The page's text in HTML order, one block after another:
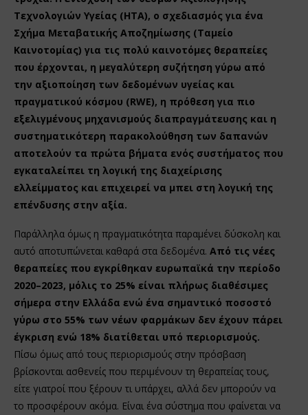
Τεχνολογιών Υγείας (HTA), ο σχεδιασμός για ένα
Σχήμα Μεταβατικής Αποζημίωσης (Ταμείο
Καινοτομίας) για τις πολύ καινοτόμες θεραπείες
που έρχονται, η μεγαλύτερη συζήτηση γύρω από
την αξιοποίηση των δεδομένων υγείας και
πραγματικού κόσμου (RWE), η πρόθεση για πιο
εξελιγμένους μηχανισμούς διαπραγμάτευσης και η
συστηματικότερη παρακολούθηση των δαπανών
αποτελούν τα πρώτα βήματα ενός συστήματος που
εγκαταλείπει τη λογική της διαχείρισης
ελλείμματος και επιχειρεί να μπει στη λογική της
επένδυσης στην αξία.
Παράλληλα όμως η πραγματικότητα παραμένει δύσκολη και
αυτό αποτυπώνεται καθαρά στα δεδομένα. Από τις νέες
θεραπείες που εγκρίθηκαν ευρωπαϊκά την περίοδο
2020–2023, μόλις το 25% είναι πλήρως διαθέσιμες
σήμερα στην Ελλάδα ενώ ένα σημαντικό ποσοστό
γύρω στο 55% των νέων φαρμάκων δεν έχουν πάρει
έγκριση ενώ 18% διατίθεται υπό περιορισμούς.
Πίσω όμως από τους περιορισμούς στην πρόσβαση
βρίσκονται ασθενείς που περιμένουν τη θεραπείας τους,
είτε γιατροί που ξέρουν τι υπάρχει, αλλά δεν μπορούν να
το προσφέρουν ακόμα. Είναι ένα σύστημα που φαίνεται να